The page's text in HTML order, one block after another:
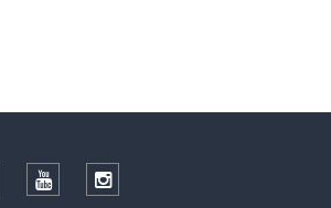
TwitterYouTubeInstagram